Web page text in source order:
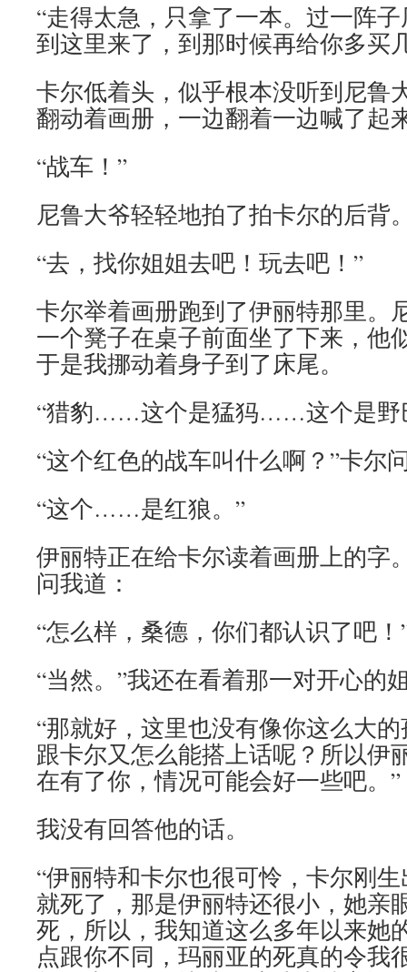
“走得太急，只拿了一本。过一阵
到这里来了，到那时候再给你多买
卡尔低着头，似乎根本没听到尼鲁
翻动着画册，一边翻着一边喊了起
“战车！”
尼鲁大爷轻轻地拍了拍卡尔的后背
“去，找你姐姐去吧！玩去吧！”
卡尔举着画册跑到了伊丽特那里。
一个凳子在桌子前面坐了下来，他
于是我挪动着身子到了床尾。
“猎豹……这个是猛犸……这个是
“这个红色的战车叫什么啊？”卡尔
“这个……是红狼。”
伊丽特正在给卡尔读着画册上的字
问我道：
“怎么样，桑德，你们都认识了吧！
“当然。”我还在看着那一对开心的
“那就好，这里也没有像你这么大
跟卡尔又怎么能搭上话呢？所以伊
在有了你，情况可能会好一些吧。”
我没有回答他的话。
“伊丽特和卡尔也很可怜，卡尔刚
就死了，那是伊丽特还很小，她亲
死，所以，我知道这么多年以来她
点跟你不同，玛丽亚的死真的令我